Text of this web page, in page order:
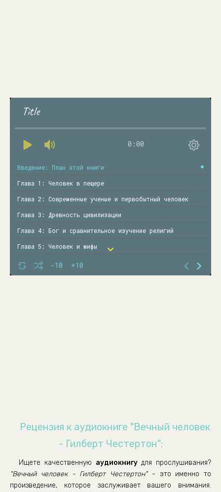
Title
0:00
-10 +10
Введение: План этой книги
Глава 1: Человек в пещере
Глава 2: Современные ученые и первобытный человек
Глава 3: Древность цивилизации
Глава 4: Бог и сравнительное изучение религий
Глава 5: Человек и мифы
Глава 6: Бесы и философы
Глава 7: Схватка богов и бесов
Рецензия к аудиокниге "Вечный человек
- Гилберт Честертон":
Ищете качественную аудиокнигудля прослушивания?
"Вечный человек - Гилберт Честертон"- это именно то
произведение, которое заслуживает вашего внимания.